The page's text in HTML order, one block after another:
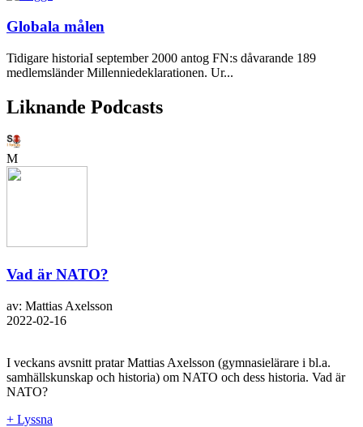
Globala målen
Tidigare historiaI september 2000 antog FN:s dåvarande 189
medlemsländer Millenniedeklarationen. Ur...
Liknande Podcasts
M
Vad är NATO?
av: Mattias Axelsson
2022-02-16
I veckans avsnitt pratar Mattias Axelsson (gymnasielärare i bl.a.
samhällskunskap och historia) om NATO och dess historia. Vad är
NATO?
+ Lyssna